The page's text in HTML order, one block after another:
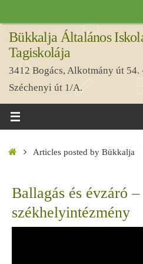
a
tartalomra
Bükkalja Általános
Tagiskolája
3412 Bogács, Alkotmány út 54.
Széchenyi út 1/A.
HomeArticles posted by Bükkalja
Ballagás és évzáró –
székhelyintézmény